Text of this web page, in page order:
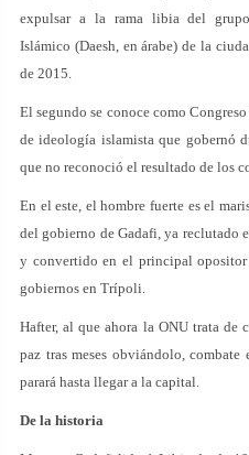
expulsar a la rama libia del
Islámico (Daesh, en árabe) de la
de 2015.
El segundo se conoce como
de ideología islamista que gobernó
que no reconoció el resultado de los
En el este, el hombre fuerte es el
del gobierno de Gadafi, ya reclutado
y convertido en el principal
gobiernos en Trípoli.
Hafter, al que ahora la ONU trata de
paz tras meses obviándolo,
parará hasta llegar a la capital.
De la historia